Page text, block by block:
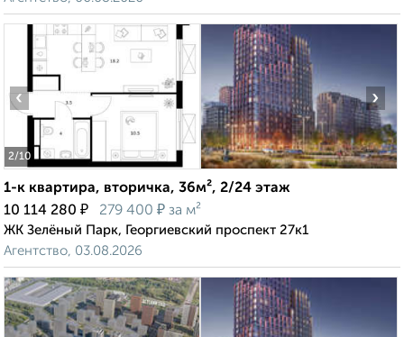
2/10
‹ ›
1-к квартира, вторичка, 36м², 2/24 этаж
10 114 280 ₽ 279 400 ₽ за м²
ЖК Зелёный Парк, Георгиевский проспект 27к1
Агентство, 03.08.2026